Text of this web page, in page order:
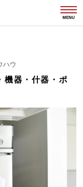
MENU
ハウ
機器・什器・ポ